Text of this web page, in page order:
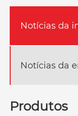
Notícias da
Notícias da
Produtos